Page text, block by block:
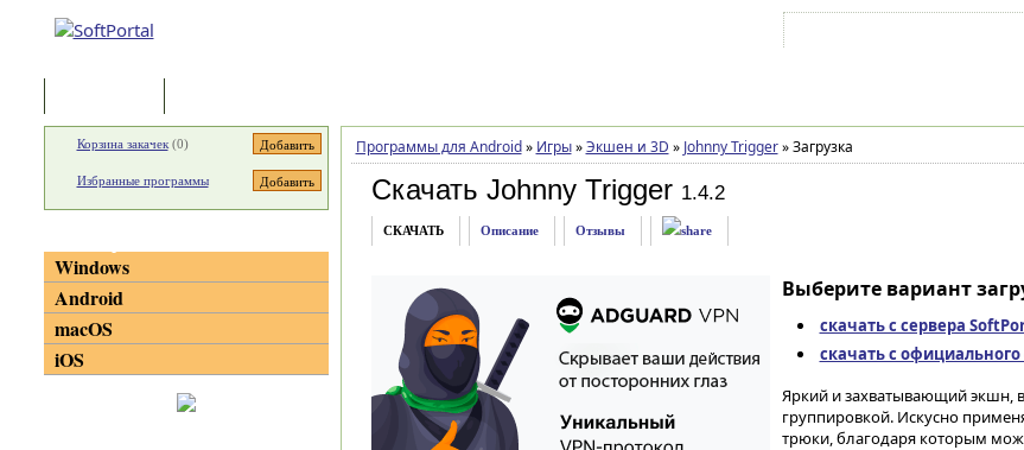
Программы для Android » Игры » Экшен и 3D » Johnny Trigger »Загрузка
Скачать Johnny Trigger 1.4.2
СКАЧАТЬ Описание Отзывы
Выберите вариант
скачать с сервера
скачать с официального
Яркий и захватывающий экшн,
группировкой. Искусно
трюки, благодаря которым
Корзина закачек(0)
Избранные программы
Windows
Android
macOS
iOS